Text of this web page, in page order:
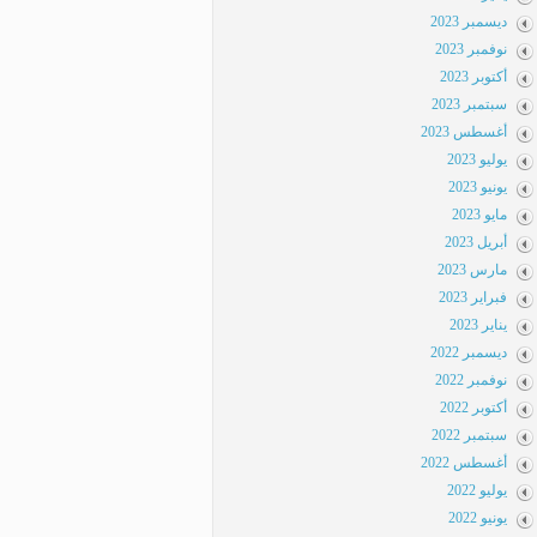
ديسمبر 2023
نوفمبر 2023
أكتوبر 2023
سبتمبر 2023
أغسطس 2023
يوليو 2023
يونيو 2023
مايو 2023
أبريل 2023
مارس 2023
فبراير 2023
يناير 2023
ديسمبر 2022
نوفمبر 2022
أكتوبر 2022
سبتمبر 2022
أغسطس 2022
يوليو 2022
يونيو 2022